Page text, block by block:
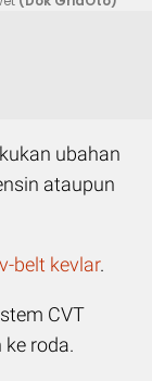
ubahan
ataupun
v-belt kevlar.
CVT
roda.